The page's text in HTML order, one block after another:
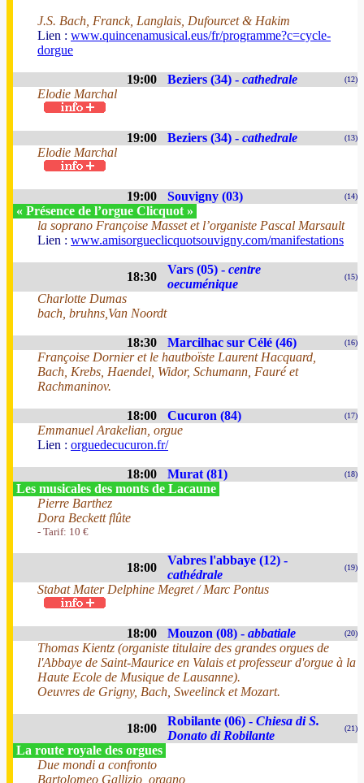
J.S. Bach, Franck, Langlais, Dufourcet & Hakim
Lien : www.quincenamusical.eus/fr/programme?c=cycle-
dorgue
19:00 Beziers (34) - cathedrale (12)
Elodie Marchal
19:00 Beziers (34) - cathedrale (13)
Elodie Marchal
19:00 Souvigny (03) (14)
« Présence de l’orgue Clicquot »
la soprano Françoise Masset et l’organiste Pascal Marsault
Lien : www.amisorgueclicquotsouvigny.com/manifestations
18:30
Vars (05) - centre
oecuménique
(15)
Charlotte Dumas
bach, bruhns,Van Noordt
18:30 Marcilhac sur Célé (46) (16)
Françoise Dornier et le hautboïste Laurent Hacquard,
Bach, Krebs, Haendel, Widor, Schumann, Fauré et
Rachmaninov.
18:00 Cucuron (84) (17)
Emmanuel Arakelian, orgue
Lien : orguedecucuron.fr/
18:00 Murat (81) (18)
Les musicales des monts de Lacaune
Pierre Barthez
Dora Beckett flûte
- Tarif: 10 €
18:00
Vabres l'abbaye (12) -
cathédrale
(19)
Stabat Mater Delphine Megret / Marc Pontus
18:00 Mouzon (08) - abbatiale (20)
Thomas Kientz (organiste titulaire des grandes orgues de
l'Abbaye de Saint-Maurice en Valais et professeur d'orgue à la
Haute Ecole de Musique de Lausanne).
Oeuvres de Grigny, Bach, Sweelinck et Mozart.
18:00
Robilante (06) - Chiesa di S.
Donato di Robilante
(21)
La route royale des orgues
Due mondi a confronto
Bartolomeo Gallizio, organo